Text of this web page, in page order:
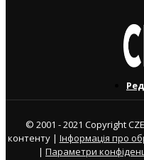
© 2001 - 2021 Copyright
контенту | Інформація про
| Параметри